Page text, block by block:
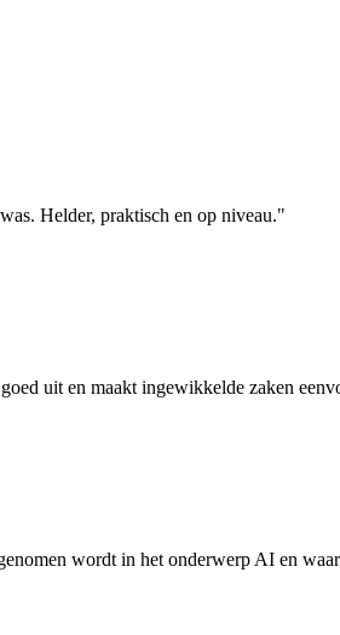
Helder, praktisch en op niveau."
uit en maakt ingewikkelde zaken
wordt in het onderwerp AI en